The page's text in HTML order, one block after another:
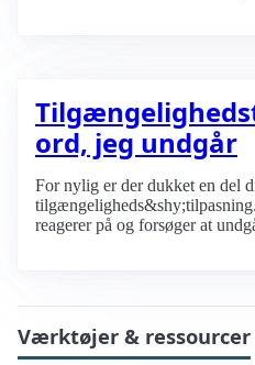
ord, jeg undgår
For nylig er der dukket en del
reagerer på og forsøger at
Værktøjer & ressourcer